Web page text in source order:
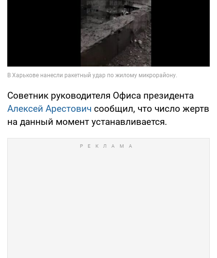
Советник руководителя Офиса президента
Алексей Арестович сообщил, что число жертв
на данный момент устанавливается.